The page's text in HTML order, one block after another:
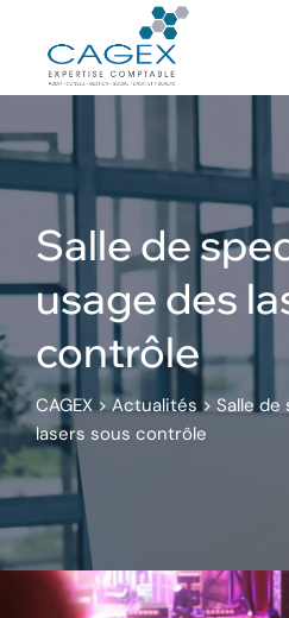
content
Salle de
usage des
contrôle
CAGEX>Actualités > Salle de
lasers sous contrôle